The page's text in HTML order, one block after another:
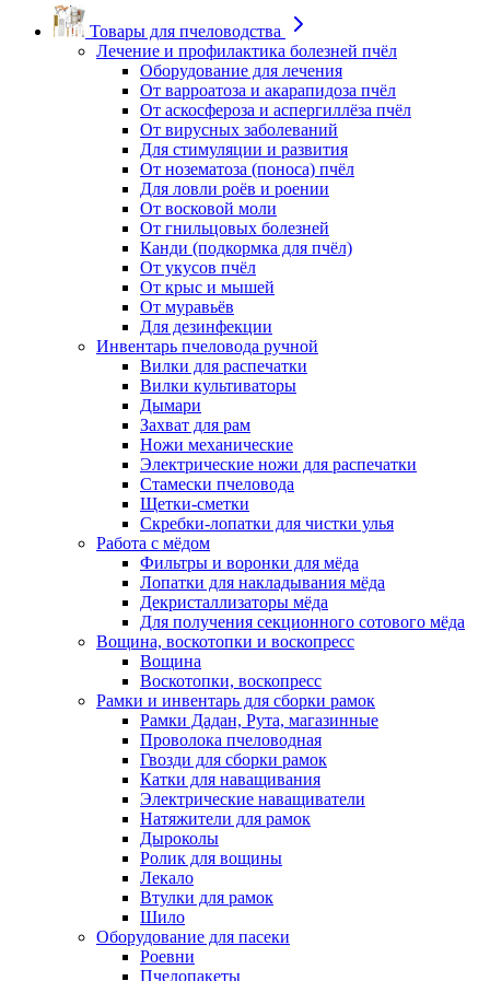
Товары для пчеловодства
Лечение и профилактика болезней пчёл
Оборудование для лечения
От варроатоза и акарапидоза пчёл
От аскосфероза и аспергиллёза пчёл
От вирусных заболеваний
Для стимуляции и развития
От нозематоза (поноса) пчёл
Для ловли роёв и роении
От восковой моли
От гнильцовых болезней
Канди (подкормка для пчёл)
От укусов пчёл
От крыс и мышей
От муравьёв
Для дезинфекции
Инвентарь пчеловода ручной
Вилки для распечатки
Вилки культиваторы
Дымари
Захват для рам
Ножи механические
Электрические ножи для распечатки
Стамески пчеловода
Щетки-сметки
Скребки-лопатки для чистки улья
Работа с мёдом
Фильтры и воронки для мёда
Лопатки для накладывания мёда
Декристаллизаторы мёда
Для получения секционного сотового мёда
Вощина, воскотопки и воскопресс
Вощина
Воскотопки, воскопресс
Рамки и инвентарь для сборки рамок
Рамки Дадан, Рута, магазинные
Проволока пчеловодная
Гвозди для сборки рамок
Катки для наващивания
Электрические наващиватели
Натяжители для рамок
Дыроколы
Ролик для вощины
Лекало
Втулки для рамок
Шило
Оборудование для пасеки
Роевни
Пчелопакеты